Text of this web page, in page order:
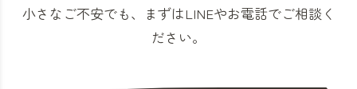
小さなご不安でも、まずはLINEやお電話でご相談く
ださい。